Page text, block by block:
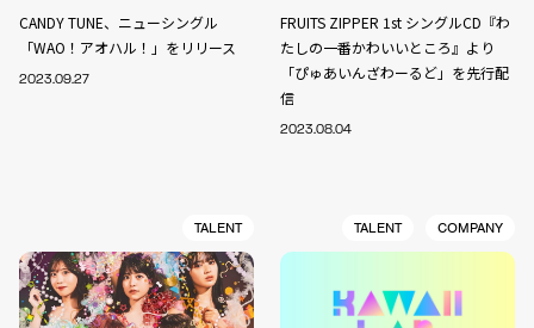
CANDY TUNE、ニューシングル
「WAO！アオハル！」をリリース
2023.09.27
FRUITS ZIPPER 1st シングルCD『わ
たしの一番かわいいところ』より
「ぴゅあいんざわーるど」を先行配
信
2023.08.04
TALENT TALENT COMPANY